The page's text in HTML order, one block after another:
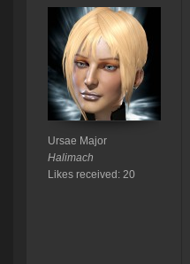
Ursae Major
Halimach
Likes received: 20